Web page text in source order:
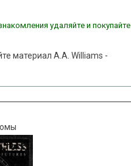
удаляйте и покупайте
материал A.A. Williams -